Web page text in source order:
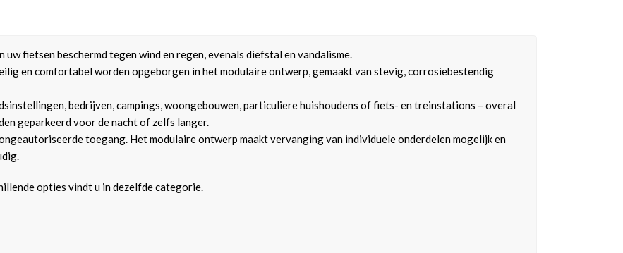
fietsen beschermd tegen wind en regen, evenals diefstal en vandalisme.
en comfortabel worden opgeborgen in het modulaire ontwerp, gemaakt van stevig, corrosiebestendig
bedrijven, campings, woongebouwen, particuliere huishoudens of fiets- en treinstations – overal
geparkeerd voor de nacht of zelfs langer.
toegang. Het modulaire ontwerp maakt vervanging van individuele onderdelen mogelijk en
opties vindt u in dezelfde categorie.